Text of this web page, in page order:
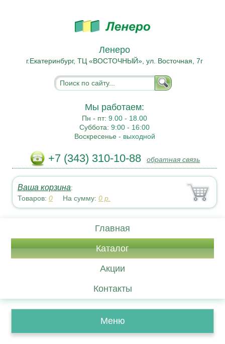
Ленеро
г.Екатеринбург, ТЦ «ВОСТОЧНЫЙ», ул. Восточная, 7г
Мы работаем:
Пн - пт:9.00 - 18.00
Суббота:9:00 - 16:00
Воскресенье - выходной
+7 (343) 310-10-88 обратная связь
Ваша корзина:
Товаров:0 На сумму:0 р.
Главная
Каталог
Акции
Контакты
Меню